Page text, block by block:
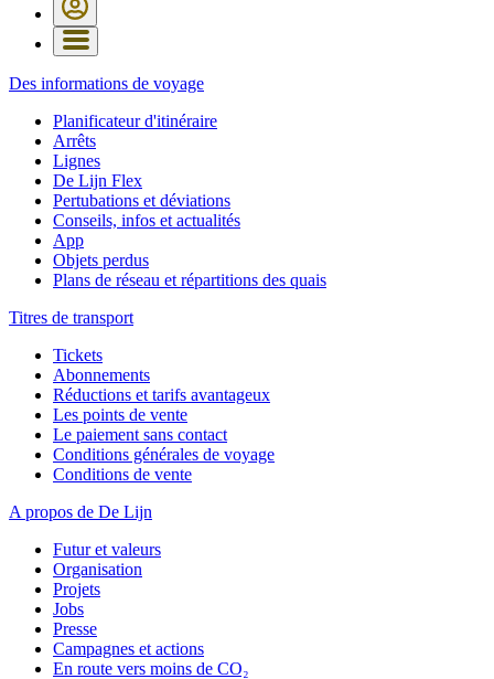
Des informations de voyage
Planificateur d'itinéraire
Arrêts
Lignes
De Lijn Flex
Pertubations et déviations
Conseils, infos et actualités
App
Objets perdus
Plans de réseau et répartitions des quais
Titres de transport
Tickets
Abonnements
Réductions et tarifs avantageux
Les points de vente
Le paiement sans contact
Conditions générales de voyage
Conditions de vente
A propos de De Lijn
Futur et valeurs
Organisation
Projets
Jobs
Presse
Campagnes et actions
En route vers moins de CO₂